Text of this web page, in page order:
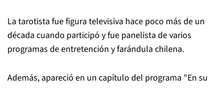
La tarotista fue figura televisiva hace poco más de un
década cuando participó y fue panelista de varios
programas de entretención y farándula chilena.
Además, apareció en un capítulo del programa "En su